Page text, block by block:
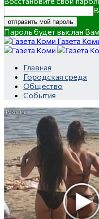
Пароль будет выслан
Газета
Главная
Городская среда
Общество
События